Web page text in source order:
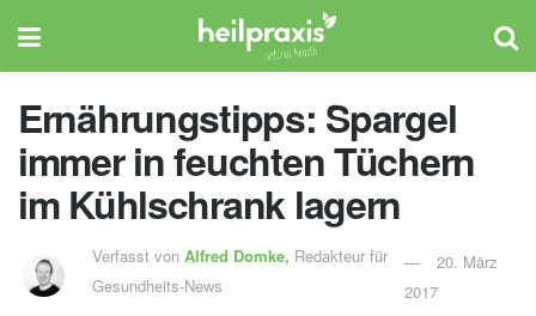
Ernährungstipps: Spargel
immer in feuchten Tüchern
im Kühlschrank lagern
Verfasst vonAlfred Domke, Redakteur für
Gesundheits-News
20. März
2017